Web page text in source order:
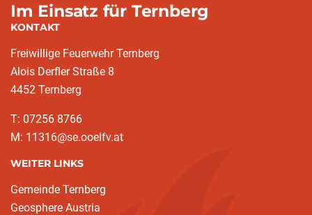
Im Einsatz für Ternberg
KONTAKT
Freiwillige Feuerwehr Ternberg
Alois Derfler Straße 8
4452 Ternberg
T: 07256 8766
M: 11316@se.ooelfv.at
WEITER LINKS
Gemeinde Ternberg
Geosphere Austria